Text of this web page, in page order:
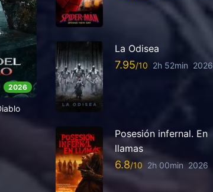
2026
La Odisea
7.95 2h 52min 2026
Posesión infernal. En
llamas
6.8 2h 00min 2026